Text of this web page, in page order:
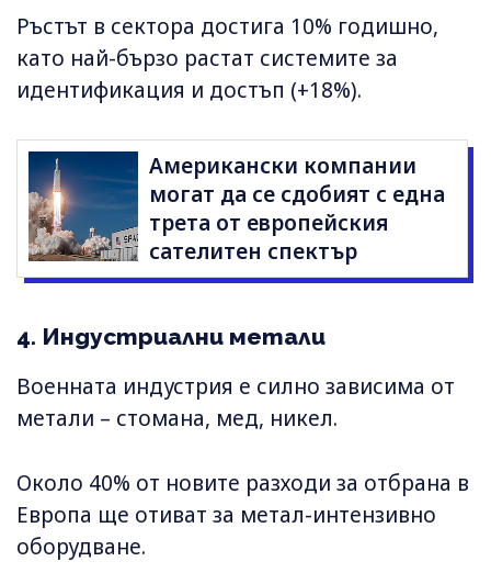
Ръстът в сектора достига 10% годишно,
като най-бързо растат системите за
идентификация и достъп (+18%).
Американски компании
могат да се сдобият с една
трета от европейския
сателитен спектър
4. Индустриални метали
Военната индустрия е силно зависима от
метали – стомана, мед, никел.
Около 40% от новите разходи за отбрана в
Европа ще отиват за метал-интензивно
оборудване.